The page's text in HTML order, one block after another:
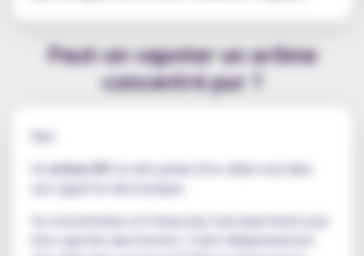
Peut-on vapoter un arôme
concentré pur ?
Non.
Unarôme DIY
ne doit jamais être utilisé seul dans
une cigarette électronique.
Sa concentration est beaucoup trop importante pour
être vapotée directement. Il doit obligatoirement